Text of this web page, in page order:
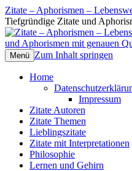
Zitate – Aphorismen –
Tiefgründige Zitate und
Menü Zum Inhalt springen
Home
Impressum
Zitate Autoren
Zitate Themen
Lieblingszitate
Zitate mit Interpretationen
Philosophie
Lernen und Gehirn